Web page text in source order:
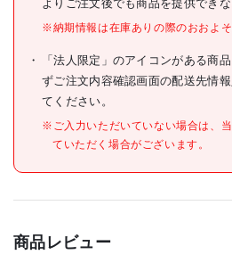
●
材質/仕上
●
ニ
原産国 イ
セット内容/付属品
よりご注文後でも商品を提供でき
※納期情報は在庫ありの際のおおよそ
「法人限定」のアイコンがある商
ずご注文内容確認画面の配送先情
てください。
※ご入力いただいていない場合は、
ていただく場合がございます。
商品レビュー